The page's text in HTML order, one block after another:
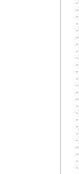
・
・
・
・
・
・
・
・
・
・
・
・
・
・
・
・
・
・
・
・
・
・
・
・
・